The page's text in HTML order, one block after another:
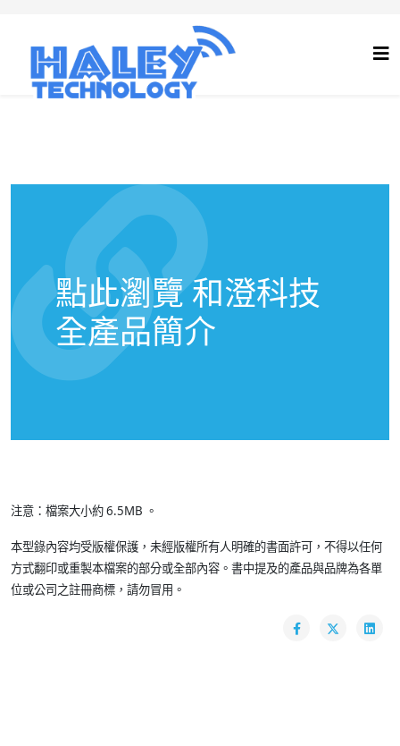
點此瀏覽 和澄科技
全產品簡介
注意：檔案大小約 6.5MB 。
本型錄內容均受版權保護，未經版權所有人明確的書面許可，不得以任何
方式翻印或重製本檔案的部分或全部內容。書中提及的產品與品牌為各單
位或公司之註冊商標，請勿冒用。